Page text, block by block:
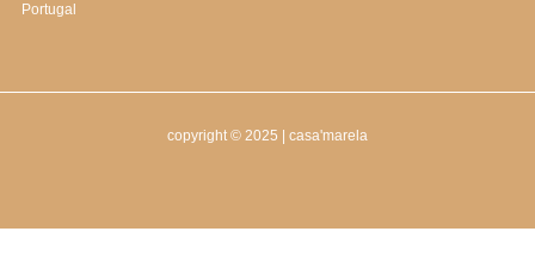
Portugal
copyright © 2025 | casa'marela